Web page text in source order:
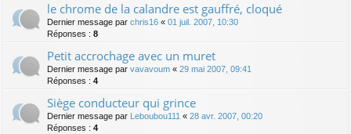
le chrome de la calandre est gauffré, cloqué
Dernier message par chris16 « 01 juil. 2007, 10:30
Réponses : 8
Petit accrochage avec un muret
Dernier message par vavavoum « 29 mai 2007, 09:41
Réponses : 4
Siège conducteur qui grince
Dernier message par Leboubou111 « 28 avr. 2007, 00:20
Réponses : 4